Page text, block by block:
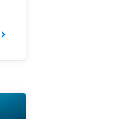
keyboard_arrow_right